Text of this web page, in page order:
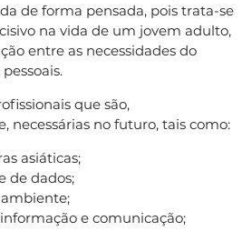
de forma pensada, pois trata-se
na vida de um jovem adulto,
entre as necessidades do
que são,
necessárias no futuro, tais como:
asiáticas;
de dados;
e comunicação;